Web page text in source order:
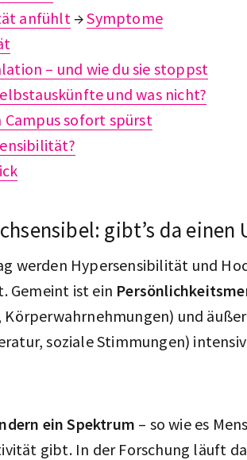
anfühlt →Symptome
– und wie du sie stoppst
und was nicht?
Campus sofort spürst
gibt’s da einen
werden Hypersensibilität und
Gemeint ist ein
und
soziale Stimmungen)
ein Spektrum – so wie es
gibt. In der Forschung läuft